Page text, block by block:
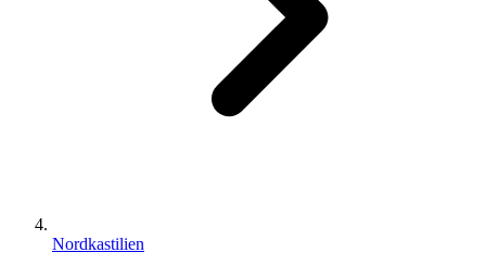
Nordkastilien